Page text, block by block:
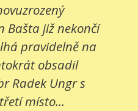
Bašta již nekončí
pravidelně na
obsadil
Radek Ungr s
místo...